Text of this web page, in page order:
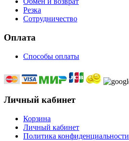
Резка
Сотрудничество
Оплата
Способы оплаты
Личный кабинет
Корзина
Личный кабинет
Политика конфиденциальности